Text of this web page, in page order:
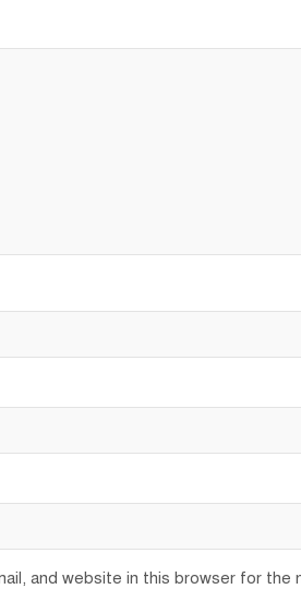
and website in this browser for the